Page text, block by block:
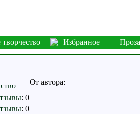
Избранное Проза
От автора:
: 0
: 0